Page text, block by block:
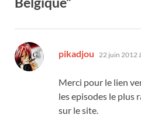
pikadjou dit :
22 juin 2012
Merci pour le lien
les episodes le plus
sur le site.